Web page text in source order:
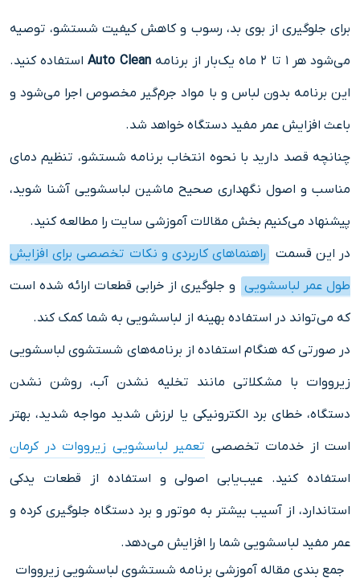
برای جلوگیری از بوی بد، رسوب و کاهش کیفیت شستشو، توصیه
می‌شود هر ۱ تا ۲ ماه یک‌بار از برنامه
Auto Cleanاستفاده کنید.
این برنامه بدون لباس و با مواد جرم‌گیر مخصوص اجرا می‌شود و
باعث افزایش عمر مفید دستگاه خواهد شد.
چنانچه قصد دارید با نحوه انتخاب برنامه شستشو، تنظیم دمای
مناسب و اصول نگهداری صحیح ماشین لباسشویی آشنا شوید،
پیشنهاد می‌کنیم بخش مقالات آموزشی سایت را مطالعه کنید.
در این قسمت
راهنماهای کاربردی و نکات تخصصی برای افزایش
طول عمر لباسشویی و جلوگیری از خرابی قطعات ارائه شده است
که می‌تواند در استفاده بهینه از لباسشویی به شما کمک کند.
در صورتی که هنگام استفاده از برنامه‌های شستشوی لباسشویی
زیرووات با مشکلاتی مانند تخلیه نشدن آب، روشن نشدن
دستگاه، خطای برد الکترونیکی یا لرزش شدید مواجه شدید، بهتر
است از خدمات تخصصی تعمیر لباسشویی زیرووات در کرمان
استفاده کنید. عیب‌یابی اصولی و استفاده از قطعات یدکی
استاندارد، از آسیب بیشتر به موتور و برد دستگاه جلوگیری کرده و
عمر مفید لباسشویی شما را افزایش می‌دهد.
جمع‌ بندی مقاله آموزشی برنامه شستشوی لباسشویی زیرووات